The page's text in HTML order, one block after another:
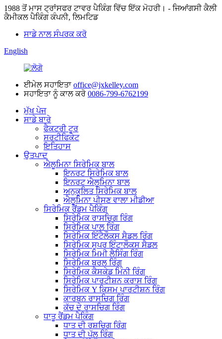
1988 ਤੋਂ ਮਾਸ ਟ੍ਰਾਂਸਫਰ ਟਾਵਰ ਪੈਕਿੰਗ ਵਿੱਚ ਇੱਕ ਮੋਹਰੀ। - ਜਿਆਂਗਸੀ ਕੈਲੀ
ਕੈਮੀਕਲ ਪੈਕਿੰਗ ਕੰਪਨੀ, ਲਿਮਟਿਡ
ਸਾਡੇ ਨਾਲ ਸੰਪਰਕ ਕਰੋ
English
ਈਮੇਲ ਸਹਾਇਤਾ office@jxkelley.com
ਸਹਾਇਤਾ ਨੂੰ ਕਾਲ ਕਰੋ 0086-799-6762199
ਮੁੱਖ ਪੇਜ
ਸਾਡੇ ਬਾਰੇ
ਫੈਕਟਰੀ ਟੂਰ
ਸਰਟੀਫਿਕੇਟ
ਇਤਿਹਾਸ
ਉਤਪਾਦ
ਐਲੂਮਿਨਾ ਸਿਰੇਮਿਕ ਬਾਲ
ਇਨਰਟ ਸਿਰੇਮਿਕ ਬਾਲ
ਇਨਰਟ ਐਲੂਮਿਨਾ ਬਾਲ
ਅਨੁਕੂਲਿਤ ਸਿਰੇਮਿਕ ਬਾਲ
ਐਲੂਮਿਨਾ ਪੀਸਣ ਵਾਲਾ ਮੀਡੀਆ
ਸਿਰੇਮਿਕ ਰੈਂਡਮ ਪੈਕਿੰਗ
ਸਿਰੇਮਿਕ ਰਾਸਚਿਗ ਰਿੰਗ
ਸਿਰੇਮਿਕ ਪਾਲ ਰਿੰਗ
ਸਿਰੇਮਿਕ ਇੰਟੈਲੌਕਸ ਸੈਡਲ ਰਿੰਗ
ਸਿਰੇਮਿਕ ਸੁਪਰ ਇੰਟਾਲੌਕਸ ਸੈਡਲ
ਸਿਰੇਮਿਕ ਮਿਮੀ ਲੈਸਿੰਗ ਰਿੰਗ
ਸਿਰੇਮਿਕ ਬਰਲ ਰਿੰਗ
ਸਿਰੇਮਿਕ ਕੈਸਕੇਡ ਮਿੰਨੀ ਰਿੰਗ
ਸਿਰੇਮਿਕ ਪਾਰਟੀਸ਼ਨ ਕਰਾਸ ਰਿੰਗ
ਸਿਰੇਮਿਕ Y ਕਿਸਮ ਪਾਰਟੀਸ਼ਨ ਰਿੰਗ
ਕਾਰਬਨ ਰਾਸਚਿਗ ਰਿੰਗ
ਕੱਚ ਦੇ ਰਾਸਚਿਗ ਰਿੰਗ
ਧਾਤੂ ਰੈਂਡਮ ਪੈਕਿੰਗ
ਧਾਤ ਦੀ ਰਸ਼ਚਿਗ ਰਿੰਗ
ਧਾਤ ਦੀ ਪੱਲ ਰਿੰਗ